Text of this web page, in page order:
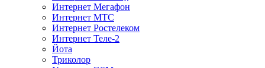
Интернет Мегафон
Интернет МТС
Интернет Ростелеком
Интернет Теле-2
Йота
Триколор